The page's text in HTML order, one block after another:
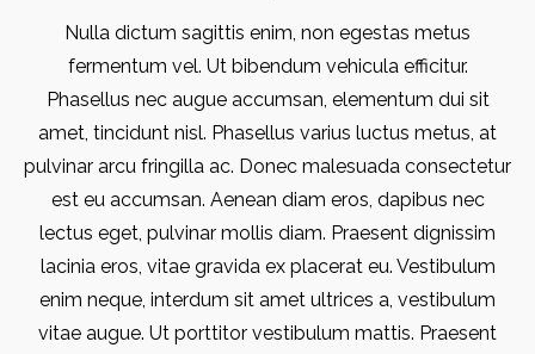
Nulla dictum sagittis enim, non egestas metus
fermentum vel. Ut bibendum vehicula efficitur.
Phasellus nec augue accumsan, elementum dui sit
amet, tincidunt nisl. Phasellus varius luctus metus, at
pulvinar arcu fringilla ac. Donec malesuada consectetur
est eu accumsan. Aenean diam eros, dapibus nec
lectus eget, pulvinar mollis diam. Praesent dignissim
lacinia eros, vitae gravida ex placerat eu. Vestibulum
enim neque, interdum sit amet ultrices a, vestibulum
vitae augue. Ut porttitor vestibulum mattis. Praesent